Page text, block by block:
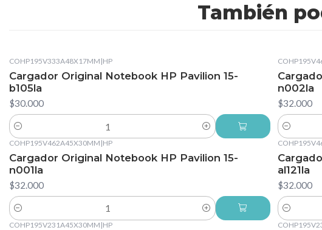
También
COHP195V333A48X17MM |HP
Cargador Original Notebook HP Pavilion 15-
b105la
$30.000
Cantidad
n002la
$32.000
Cantidad
COHP195V462A45X30MM |HP
Cargador Original Notebook HP Pavilion 15-
n001la
$32.000
Cantidad
al121la
$32.000
Cantidad
COHP195V231A45X30MM |HP